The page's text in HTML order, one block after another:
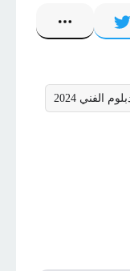
الفني 2024